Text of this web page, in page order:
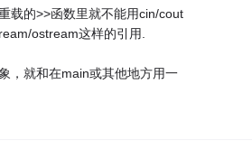
载的>>函数里就不能用cin/cout
ostream这样的引用.
，就和在main或其他地方用一